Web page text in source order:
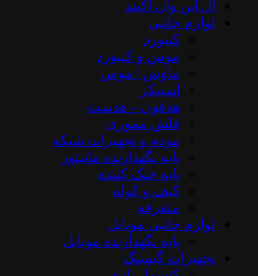
آل این وان آکبند
لوازم جانبی
کیبورد
موس و کیبورد
ماوس | موس
اسپیکر
هدفون – هدست
فلش مموری
مودم و تجهیزات شبکه
پایه نگهدارنده مانیتور
پایه خنک کننده
کیف و کوله
متفرقه
لوازم جانبی موبایل
پایه نگهدارنده موبایل
تجهیزات گیمینگ